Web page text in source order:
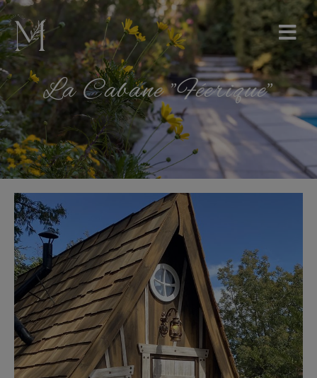
La Cabane "Féerique"